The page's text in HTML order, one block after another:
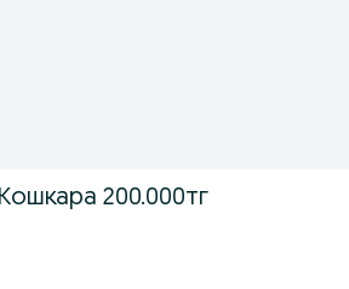
200.000тг